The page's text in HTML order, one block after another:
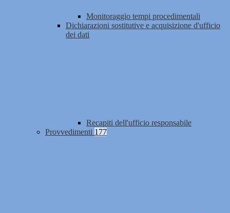
Monitoraggio tempi procedimentali
Dichiarazioni sostitutive e acquisizione d'ufficio
dei dati
Recapiti dell'ufficio responsabile
Provvedimenti 177